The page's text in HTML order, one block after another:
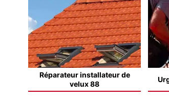
Réparateur installateur de
velux 88